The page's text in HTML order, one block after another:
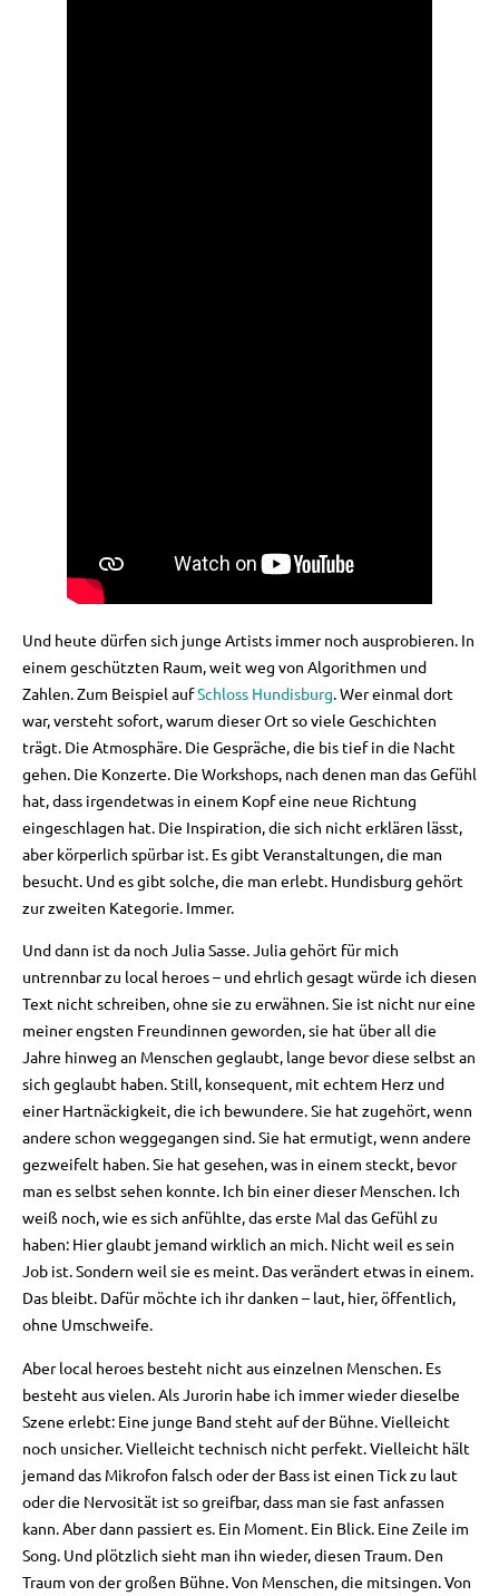
Und heute dürfen sich junge Artists immer noch ausprobieren. In
einem geschützten Raum, weit weg von Algorithmen und
Zahlen. Zum Beispiel aufSchloss Hundisburg. Wer einmal dort
war, versteht sofort, warum dieser Ort so viele Geschichten
trägt. Die Atmosphäre. Die Gespräche, die bis tief in die Nacht
gehen. Die Konzerte. Die Workshops, nach denen man das Gefühl
hat, dass irgendetwas in einem Kopf eine neue Richtung
eingeschlagen hat. Die Inspiration, die sich nicht erklären lässt,
aber körperlich spürbar ist. Es gibt Veranstaltungen, die man
besucht. Und es gibt solche, die man erlebt. Hundisburg gehört
zur zweiten Kategorie. Immer.
Und dann ist da noch Julia Sasse. Julia gehört für mich
untrennbar zu local heroes – und ehrlich gesagt würde ich diesen
Text nicht schreiben, ohne sie zu erwähnen. Sie ist nicht nur eine
meiner engsten Freundinnen geworden, sie hat über all die
Jahre hinweg an Menschen geglaubt, lange bevor diese selbst an
sich geglaubt haben. Still, konsequent, mit echtem Herz und
einer Hartnäckigkeit, die ich bewundere. Sie hat zugehört, wenn
andere schon weggegangen sind. Sie hat ermutigt, wenn andere
gezweifelt haben. Sie hat gesehen, was in einem steckt, bevor
man es selbst sehen konnte. Ich bin einer dieser Menschen. Ich
weiß noch, wie es sich anfühlte, das erste Mal das Gefühl zu
haben: Hier glaubt jemand wirklich an mich. Nicht weil es sein
Job ist. Sondern weil sie es meint. Das verändert etwas in einem.
Das bleibt. Dafür möchte ich ihr danken – laut, hier, öffentlich,
ohne Umschweife.
Aber local heroes besteht nicht aus einzelnen Menschen. Es
besteht aus vielen. Als Jurorin habe ich immer wieder dieselbe
Szene erlebt: Eine junge Band steht auf der Bühne. Vielleicht
noch unsicher. Vielleicht technisch nicht perfekt. Vielleicht hält
jemand das Mikrofon falsch oder der Bass ist einen Tick zu laut
oder die Nervosität ist so greifbar, dass man sie fast anfassen
kann. Aber dann passiert es. Ein Moment. Ein Blick. Eine Zeile im
Song. Und plötzlich sieht man ihn wieder, diesen Traum. Den
Traum von der großen Bühne. Von Menschen, die mitsingen. Von